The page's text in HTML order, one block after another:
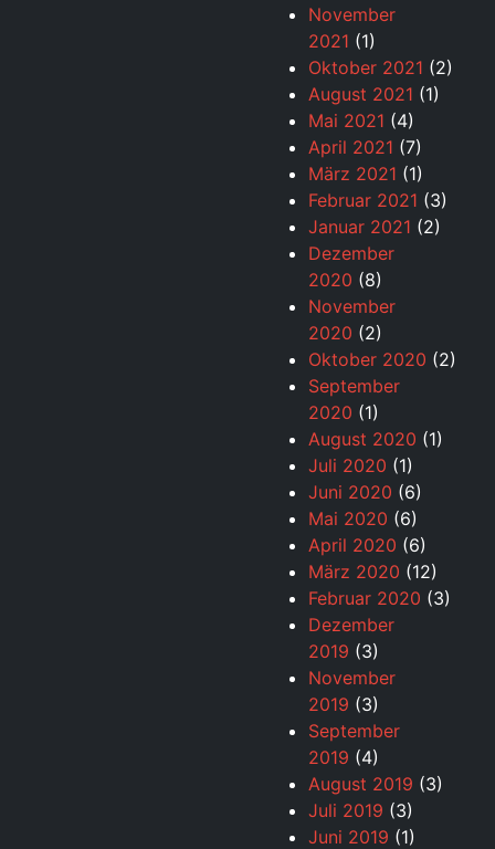
November
2021 (1)
Oktober 2021 (2)
August 2021 (1)
Mai 2021 (4)
April 2021 (7)
März 2021 (1)
Februar 2021 (3)
Januar 2021 (2)
Dezember
2020 (8)
November
2020 (2)
Oktober 2020 (2)
September
2020 (1)
August 2020 (1)
Juli 2020 (1)
Juni 2020 (6)
Mai 2020 (6)
April 2020 (6)
März 2020 (12)
Februar 2020 (3)
Dezember
2019 (3)
November
2019 (3)
September
2019 (4)
August 2019 (3)
Juli 2019 (3)
Juni 2019 (1)